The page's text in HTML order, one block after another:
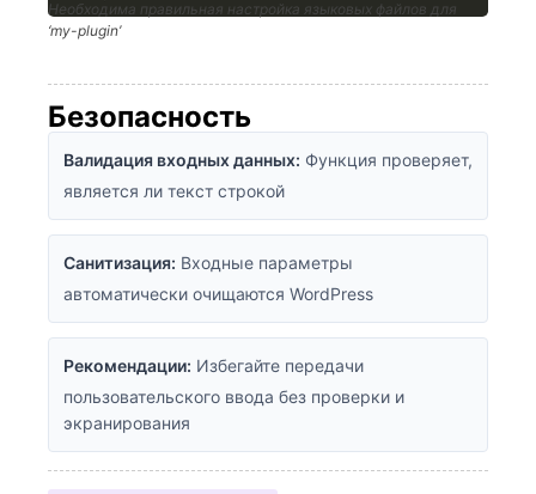
Необходима правильная настройка языковых файлов для
‘my-plugin’
Безопасность
Валидация входных данных: Функция проверяет,
является ли текст строкой
Санитизация: Входные параметры
автоматически очищаются WordPress
Рекомендации: Избегайте передачи
пользовательского ввода без проверки и
экранирования